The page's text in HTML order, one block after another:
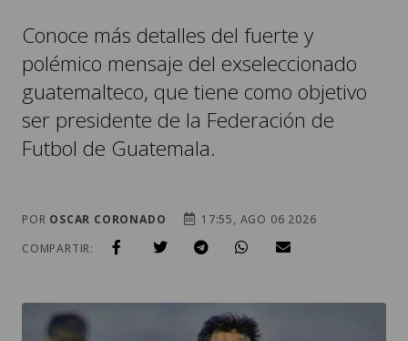
Conoce más detalles del fuerte y
polémico mensaje del exseleccionado
guatemalteco, que tiene como objetivo
ser presidente de la Federación de
Futbol de Guatemala.
POR OSCAR CORONADO
17:55, AGO 06 2026
COMPARTIR: